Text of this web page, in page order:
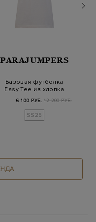
PARAJUMPERS
Базовая футболка
Easy Tee из хлопка
6 100 РУБ. 12 200 РУБ.
SS25